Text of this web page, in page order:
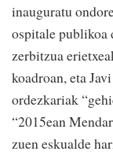
inauguratu
ospitale publikoa
zerbitzua
koadroan, eta
ordezkariak
“2015ean
zuen eskualde